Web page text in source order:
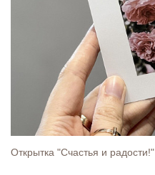
Открытка "Счастья и радости!"